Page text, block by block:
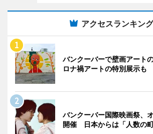
アクセスランキング
バンクーバーで壁画アート
ロナ禍アートの特別展示も
バンクーバー国際映画祭、
開催 日本からは「人数の